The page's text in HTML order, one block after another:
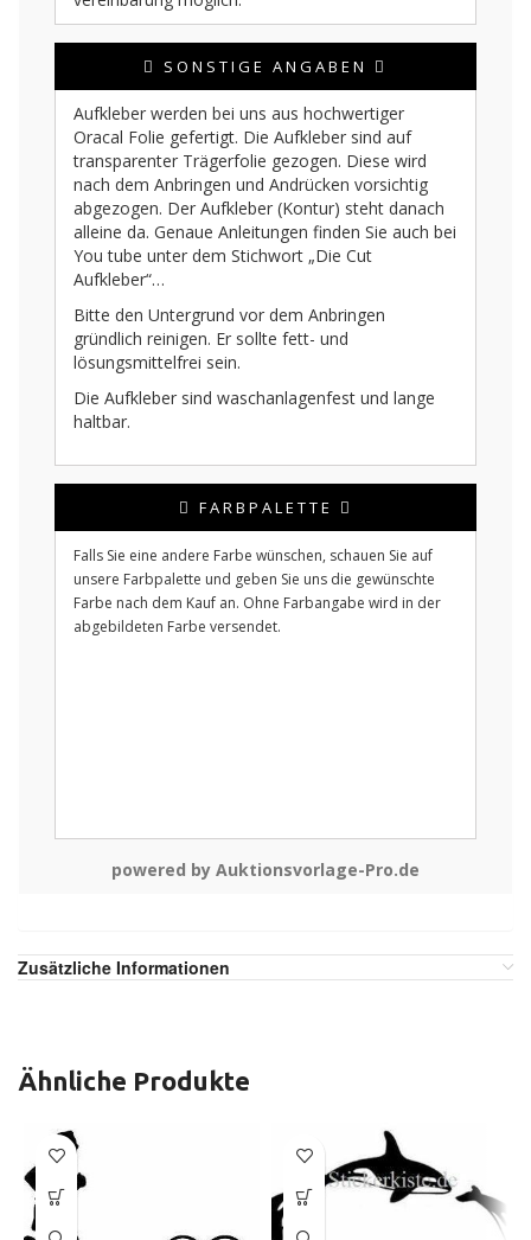
SONSTIGE ANGABEN
Aufkleber werden bei uns aus hochwertiger
Oracal Folie gefertigt. Die Aufkleber sind auf
transparenter Trägerfolie gezogen. Diese wird
nach dem Anbringen und Andrücken vorsichtig
abgezogen. Der Aufkleber (Kontur) steht danach
alleine da. Genaue Anleitungen finden Sie auch bei
You tube unter dem Stichwort „Die Cut
Aufkleber“…
Bitte den Untergrund vor dem Anbringen
gründlich reinigen. Er sollte fett- und
lösungsmittelfrei sein.
Die Aufkleber sind waschanlagenfest und lange
haltbar.
FARBPALETTE
Falls Sie eine andere Farbe wünschen, schauen Sie auf
unsere Farbpalette und geben Sie uns die gewünschte
Farbe nach dem Kauf an. Ohne Farbangabe wird in der
abgebildeten Farbe versendet.
powered by Auktionsvorlage-Pro.de
Zusätzliche Informationen
Ähnliche Produkte